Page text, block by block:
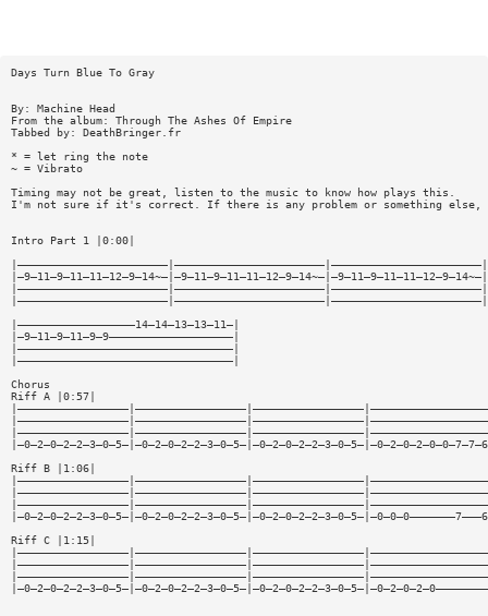
Days Turn Blue To Gray
By: Machine Head
From the album: Through The Ashes Of Empire
Tabbed by: DeathBringer.fr
* = let ring the note
~ = Vibrato
Timing may not be great, listen to the music to know how plays this.
I'm not sure if it's correct. If there is any problem or something else,
Intro Part 1 |0:00|
|———————————————————————|———————————————————————|———————————————————————|
|—9—11—9—11—11—12—9—14~—|—9—11—9—11—11—12—9—14~—|—9—11—9—11—11—12—9—14~—|
|———————————————————————|———————————————————————|———————————————————————|
|———————————————————————|———————————————————————|———————————————————————|
|——————————————————14—14—13—13—11—|
|—9—11—9—11—9—9———————————————————|
|—————————————————————————————————|
|—————————————————————————————————|
Chorus
Riff A |0:57|
Riff B |1:06|
Riff C |1:15|